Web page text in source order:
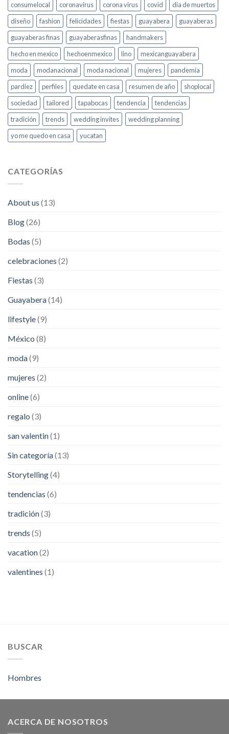
consumelocal
coronavirus corona virus covid
dia de muertos
diseño
fashion felicidades fiestas guayabera
guayaberas
guayaberas finas
guayaberasfinas
handmakers
hecho en mexico
hechoenmexico lino
mexicanguayabera
moda
modanacional moda nacional mujeres
pandemia
pardiez
perfiles quedate en casa resumen de año
shoplocal
sociedad
tailored tapabocas tendencia
tendencias
tradición
trends wedding invites
wedding planning
yo me quedo en casa
yucatan
CATEGORÍAS
About us (13)
Blog(26)
Bodas (5)
celebraciones (2)
Fiestas (3)
Guayabera(14)
lifestyle(9)
México (8)
moda(9)
mujeres (2)
online(6)
regalo (3)
san valentin(1)
Sin categoría(13)
Storytelling(4)
tendencias (6)
tradición(3)
trends (5)
vacation(2)
valentines (1)
BUSCAR
Hombres
ACERCA DE NOSOTROS